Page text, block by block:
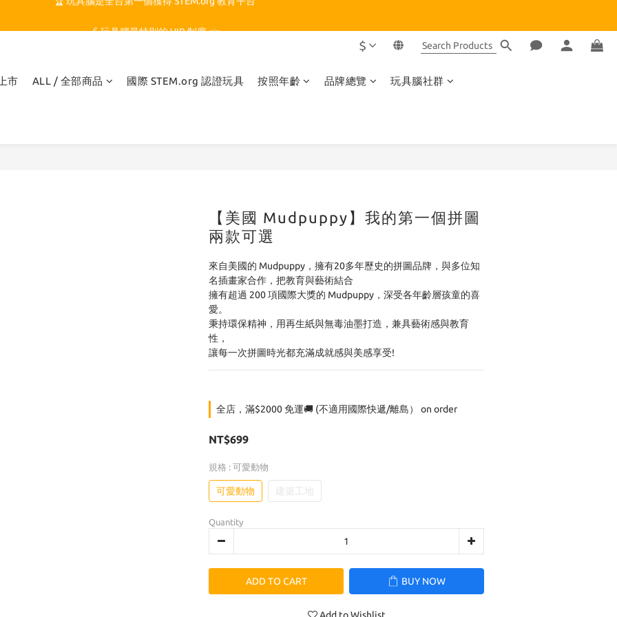
$
市 ALL / 全部商品 國際 STEM.org 認證玩具 按照年齡 品牌總覽 玩具腦社群
【美國 Mudpuppy】我的第一個拼圖
兩款可選
來自美國的 Mudpuppy，擁有20多年歷史的拼圖品牌，與多位知
名插畫家合作，把教育與藝術結合
擁有超過 200 項國際大獎的 Mudpuppy，深受各年齡層孩童的喜
愛。
秉持環保精神，用再生紙與無毒油墨打造，兼具藝術感與教育
性，
讓每一次拼圖時光都充滿成就感與美感享受!
全店，滿$2000 免運🚚 (不適用國際快遞/離島） on order
NT$699
規格 : 可愛動物
可愛動物 建築工地
Quantity
ADD TO CART BUY NOW